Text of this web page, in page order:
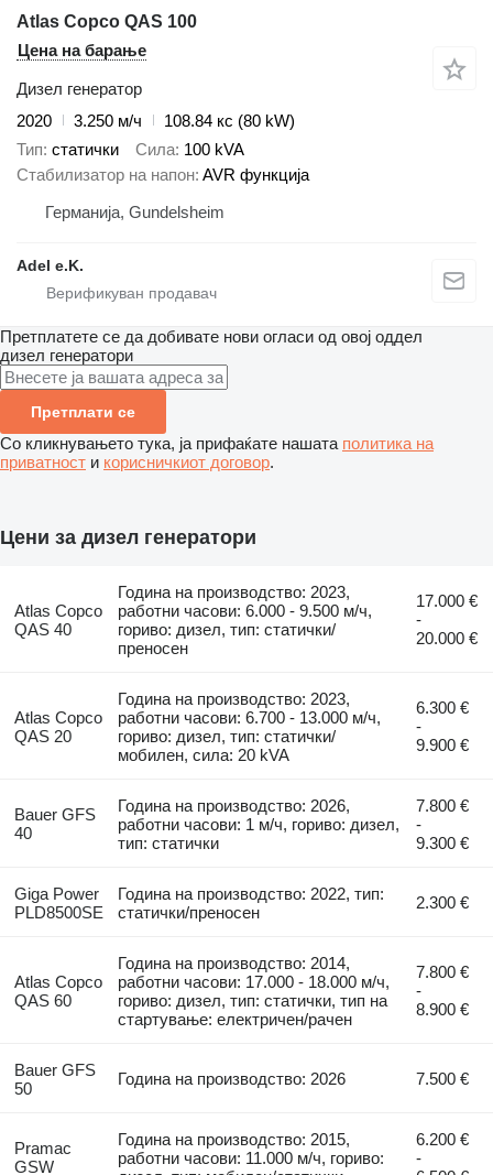
Atlas Copco QAS 100
Цена на барање
Дизел генератор
2020
3.250 м/ч
108.84 кс (80 kW)
Тип статички Сила 100 kVA
Стабилизатор на напон AVR функција
Германија, Gundelsheim
Adel e.K.
Претплатете се да добивате нови огласи од овој оддел
дизел генератори
Претплати се
Со кликнувањето тука, ја прифаќате нашата политика на
приватност и корисничкиот договор.
Цени за дизел генератори
Atlas Copco
QAS 40
Година на производство: 2023,
работни часови: 6.000 - 9.500 м/ч,
гориво: дизел, тип: статички/
преносен
17.000 €
-
20.000 €
Atlas Copco
QAS 20
Година на производство: 2023,
работни часови: 6.700 - 13.000 м/ч,
гориво: дизел, тип: статички/
мобилен, сила: 20 kVA
6.300 €
-
9.900 €
Bauer GFS
40
Година на производство: 2026,
работни часови: 1 м/ч, гориво: дизел,
тип: статички
7.800 €
-
9.300 €
Giga Power
PLD8500SE
Година на производство: 2022, тип:
статички/преносен
2.300 €
Atlas Copco
QAS 60
Година на производство: 2014,
работни часови: 17.000 - 18.000 м/ч,
гориво: дизел, тип: статички, тип на
стартување: електричен/рачен
7.800 €
-
8.900 €
Bauer GFS
50
Година на производство: 2026 7.500 €
Pramac
GSW
Година на производство: 2015,
работни часови: 11.000 м/ч, гориво:
6.200 €
-